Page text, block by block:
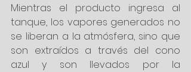
Mientras el producto ingresa al
tanque, los vapores generados no
se liberan a la atmósfera, sino que
son extraídos a través del cono
azul y son llevados por la